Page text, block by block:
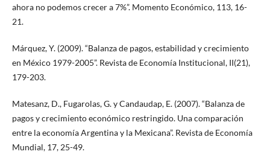
ahora no podemos crecer a 7%”. Momento Económico, 113, 16-
21.
Márquez, Y. (2009). “Balanza de pagos, estabilidad y crecimiento
en México 1979-2005”. Revista de Economía Institucional, II(21),
179-203.
Matesanz, D., Fugarolas, G. y Candaudap, E. (2007). “Balanza de
pagos y crecimiento económico restringido. Una comparación
entre la economía Argentina y la Mexicana”. Revista de Economía
Mundial, 17, 25-49.